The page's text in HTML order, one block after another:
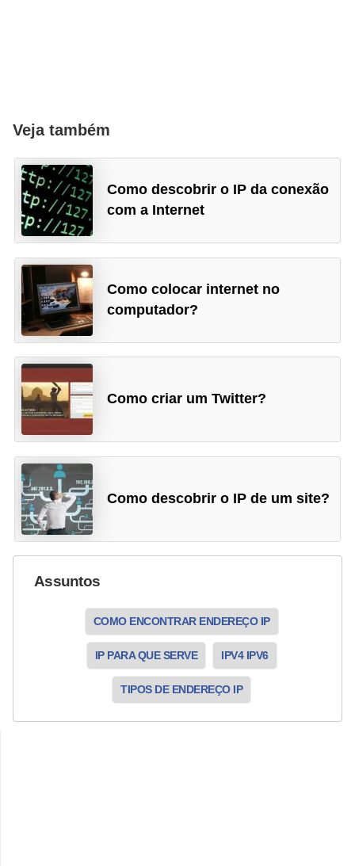
Veja também
Como descobrir o IP da conexão
com a Internet
Como colocar internet no
computador?
Como criar um Twitter?
Como descobrir o IP de um site?
Assuntos
COMO ENCONTRAR ENDEREÇO IP
IP PARA QUE SERVE IPV4 IPV6
TIPOS DE ENDEREÇO IP